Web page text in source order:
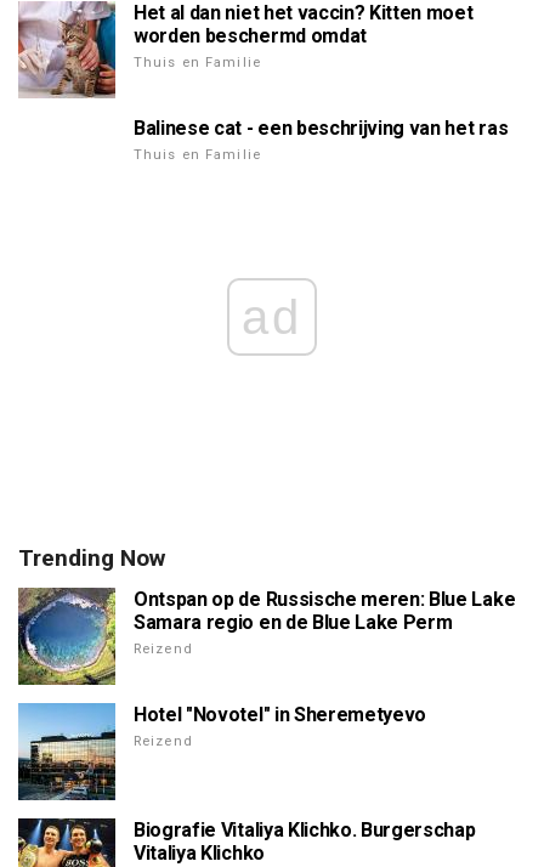
Het al dan niet het vaccin? Kitten moet
worden beschermd omdat
Thuis en Familie
Balinese cat - een beschrijving van het ras
Thuis en Familie
ad
Trending Now
Ontspan op de Russische meren: Blue Lake
Samara regio en de Blue Lake Perm
Reizend
Hotel "Novotel" in Sheremetyevo
Reizend
Biografie Vitaliya Klichko. Burgerschap
Vitaliya Klichko